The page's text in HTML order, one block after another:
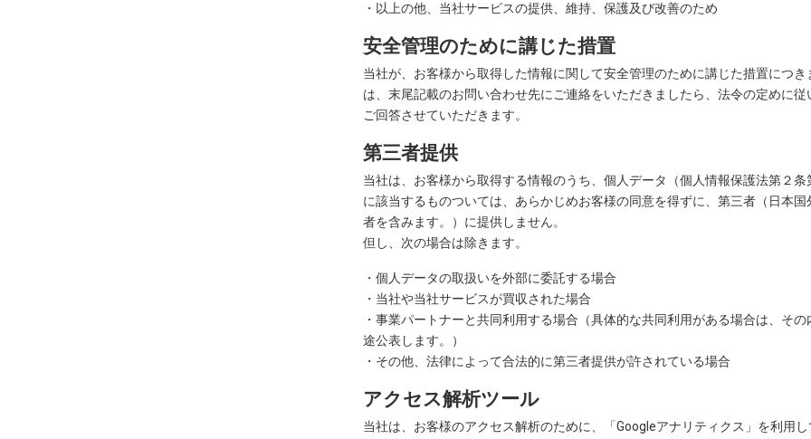
・以上の他、当社サービスの提供、維持、保護及び改善のため
安全管理のために講じた措置
当社が、お客様から取得した情報に関して安全管理のために講じた措置につき
は、末尾記載のお問い合わせ先にご連絡をいただきましたら、法令の定めに従
ご回答させていただきます。
第三者提供
当社は、お客様から取得する情報のうち、個人データ（個人情報保護法第２条
に該当するものついては、あらかじめお客様の同意を得ずに、第三者（日本国
者を含みます。）に提供しません。
但し、次の場合は除きます。
・個人データの取扱いを外部に委託する場合
・当社や当社サービスが買収された場合
・事業パートナーと共同利用する場合（具体的な共同利用がある場合は、その
途公表します。）
・その他、法律によって合法的に第三者提供が許されている場合
アクセス解析ツール
当社は、お客様のアクセス解析のために、「Googleアナリティクス」を利用し